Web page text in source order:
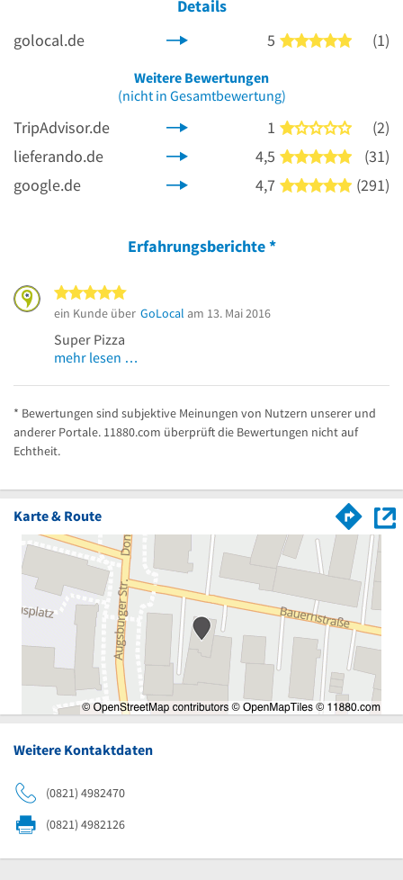
Details
golocal.de
5 5 von 5
(1)
Weitere Bewertungen
(nicht in Gesamtbewertung)
TripAdvisor.de 1 1 von 5
(2)
lieferando.de
4,5 5 von 5
(31)
google.de
4,7 5 von 5
(291)
Erfahrungsberichte*
ein Kunde über GoLocal am 13. Mai 2016
Super Pizza
mehr lesen …
* Bewertungen sind subjektive Meinungen von Nutzern unserer und
anderer Portale. 11880.com überprüft die Bewertungen nicht auf
Echtheit.
Karte & Route
Weitere Kontaktdaten
(0821) 4982470
(0821) 4982126